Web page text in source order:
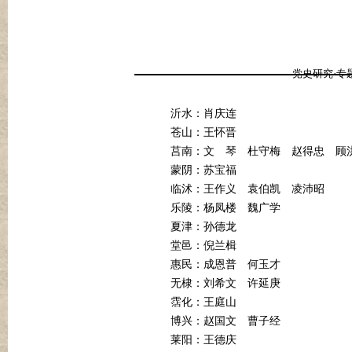
党史研究·专
沂水：肖庆连
苍山：王怀晋
莒南：文
琴 杜守梅 赵得忠
顾
蒙阴：苏宝福
临沭：王作义
袁伯凯
凌沛昭
乐陵：杨凤楼
魏广学
夏津：孙德龙
堂邑：倪兰楫
惠民：成恩普
何玉才
无棣：刘希文
许延庚
霑化：王庭山
博兴：赵国文
曹子经
莱阳：王德庆